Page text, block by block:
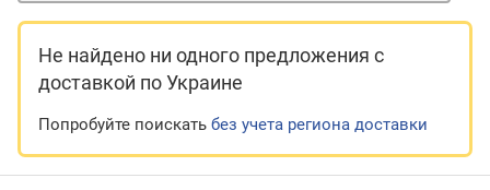
Не найдено ни одного предложения с
доставкой по Украине
Попробуйте поискать без учета региона доставки